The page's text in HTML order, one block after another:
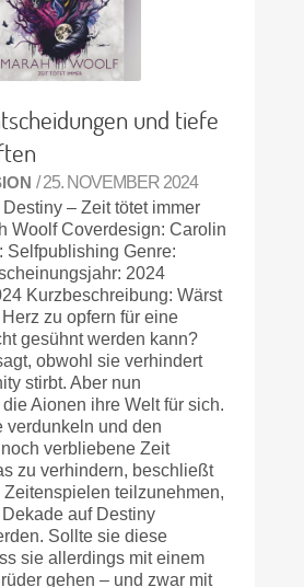
und tiefe
/ 25. NOVEMBER 2024
– Zeit tötet immer
Woolf Coverdesign: Carolin
Selfpublishing Genre:
2024
Kurzbeschreibung: Wärst
zu opfern für eine
gesühnt werden kann?
obwohl sie verhindert
stirbt. Aber nun
Aionen ihre Welt für sich.
verdunkeln und den
verbliebene Zeit
zu verhindern, beschließt
teilzunehmen,
auf Destiny
Sollte sie diese
sie allerdings mit einem
gehen – und zwar mit